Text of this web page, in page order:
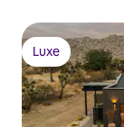
Luxe
Luxe